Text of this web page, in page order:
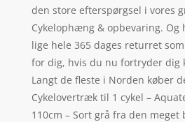
den store efterspørgsel i vores
Cykelophæng & opbevaring. Og
lige hele 365 dages returret
for dig, hvis du nu fortryder dig
Langt de fleste i Norden køber
Cykelovertræk til 1 cykel –
110cm – Sort grå fra den